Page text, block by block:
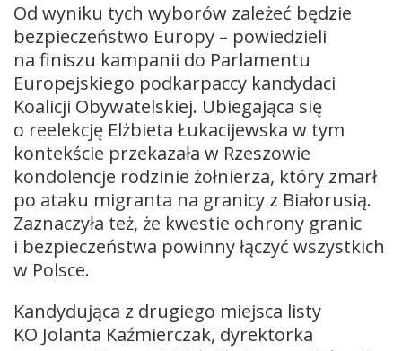
Od wyniku tych wyborów zależeć będzie
bezpieczeństwo Europy – powiedzieli
na finiszu kampanii do Parlamentu
Europejskiego podkarpaccy kandydaci
Koalicji Obywatelskiej. Ubiegająca się
o reelekcję Elżbieta Łukacijewska w tym
kontekście przekazała w Rzeszowie
kondolencje rodzinie żołnierza, który zmarł
po ataku migranta na granicy z Białorusią.
Zaznaczyła też, że kwestie ochrony granic
i bezpieczeństwa powinny łączyć wszystkich
w Polsce.
Kandydująca z drugiego miejsca listy
KO Jolanta Kaźmierczak, dyrektorka